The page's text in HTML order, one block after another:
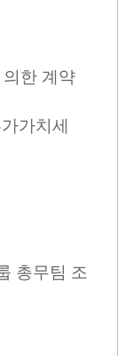
의한 계약
가치세
총무팀 조